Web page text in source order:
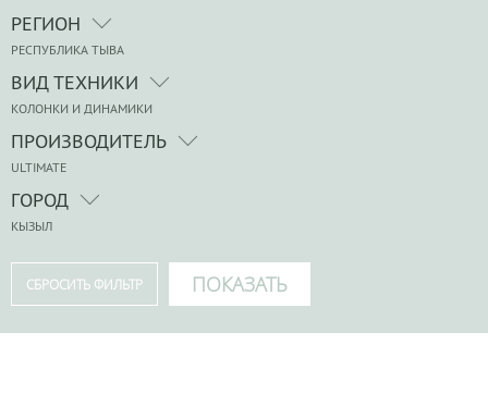
РЕГИОН
РЕСПУБЛИКА ТЫВА
ВИД ТЕХНИКИ
КОЛОНКИ И ДИНАМИКИ
ПРОИЗВОДИТЕЛЬ
ULTIMATE
ГОРОД
КЫЗЫЛ